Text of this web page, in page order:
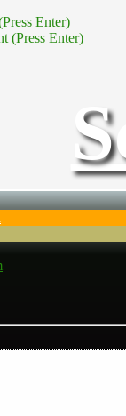
Enter)
(Press Enter)